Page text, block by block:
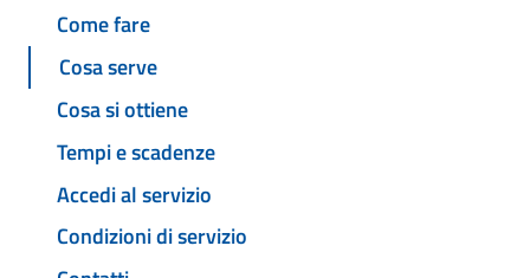
Come fare
Cosa serve
Cosa si ottiene
Tempi e scadenze
Accedi al servizio
Condizioni di servizio